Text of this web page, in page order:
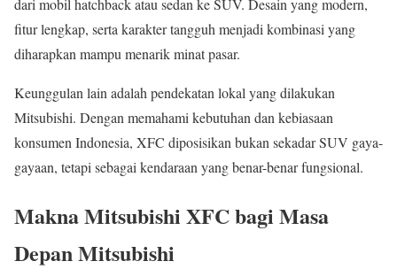
dari mobil hatchback atau sedan ke SUV. Desain yang modern,
fitur lengkap, serta karakter tangguh menjadi kombinasi yang
diharapkan mampu menarik minat pasar.
Keunggulan lain adalah pendekatan lokal yang dilakukan
Mitsubishi. Dengan memahami kebutuhan dan kebiasaan
konsumen Indonesia, XFC diposisikan bukan sekadar SUV gaya-
gayaan, tetapi sebagai kendaraan yang benar-benar fungsional.
Makna Mitsubishi XFC bagi Masa
Depan Mitsubishi